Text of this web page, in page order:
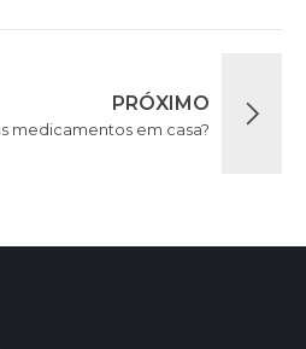
PRÓXIMO
medicamentos em casa?